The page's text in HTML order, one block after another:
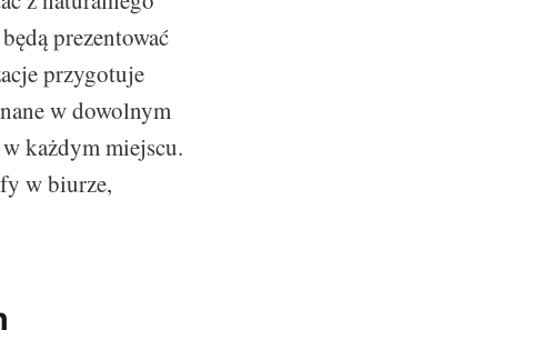
prezentować
przygotuje
w dowolnym
każdym miejscu.
w biurze,